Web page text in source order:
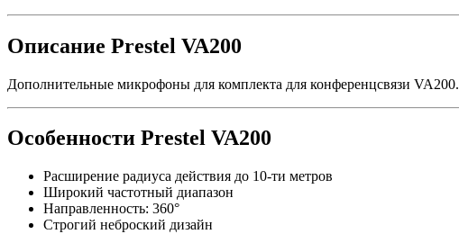
Описание Prestel VA200
Дополнительные микрофоны для комплекта для конференцсвязи VA200.
Особенности Prestel VA200
Расширение радиуса действия до 10-ти метров
Широкий частотный диапазон
Направленность: 360°
Строгий неброский дизайн